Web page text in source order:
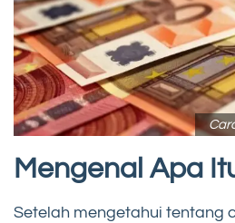
Mengenal Apa
Setelah mengetahui tentang